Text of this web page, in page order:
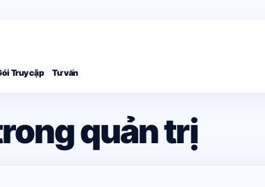
Truy cập Tư vấn
quản trị